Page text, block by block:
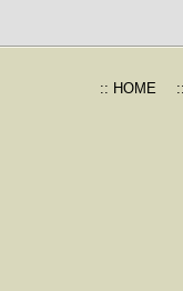
:: HOME